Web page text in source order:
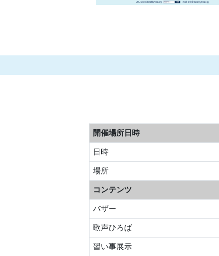
開催場所日時
日時
場所
コンテンツ
バザー
歌声ひろば
習い事展示